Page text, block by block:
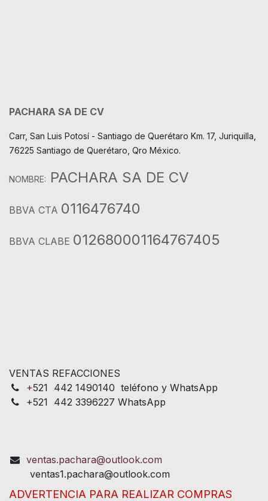
PACHARA SA DE CV
Carr, San Luis Potosí - Santiago de Querétaro Km. 17, Juriquilla,
76225 Santiago de Querétaro, Qro México.
NOMBRE: PACHARA SA DE CV
BBVA CTA 0116476740
BBVA CLABE 012680001164767405
VENTAS REFACCIONES
+521 442 1490140 teléfono y WhatsApp
+521 442 3396227 WhatsApp
ventas.pachara@outlook.com
ventas1.pachara@outlook.com
ADVERTENCIA PARA REALIZAR COMPRAS